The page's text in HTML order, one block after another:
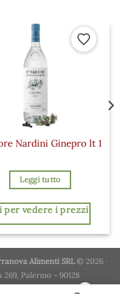
Nardini Ginepro lt 1
Leggi tutto
per vedere i prezzi
Alimenti SRL© 2026 ·
269, Palermo - 90128